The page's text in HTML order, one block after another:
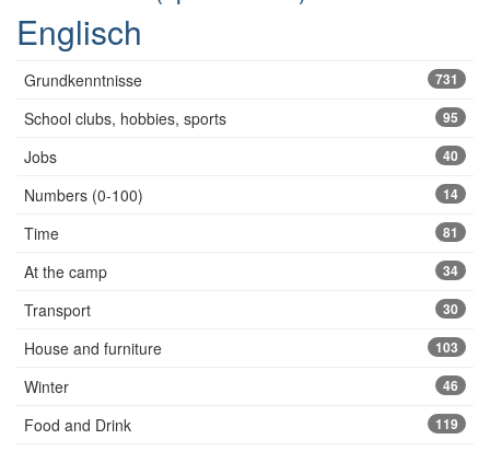
Englisch
Grundkenntnisse 731
School clubs, hobbies, sports 95
Jobs 40
Numbers (0-100) 14
Time 81
At the camp 34
Transport 30
House and furniture 103
Winter 46
Food and Drink 119